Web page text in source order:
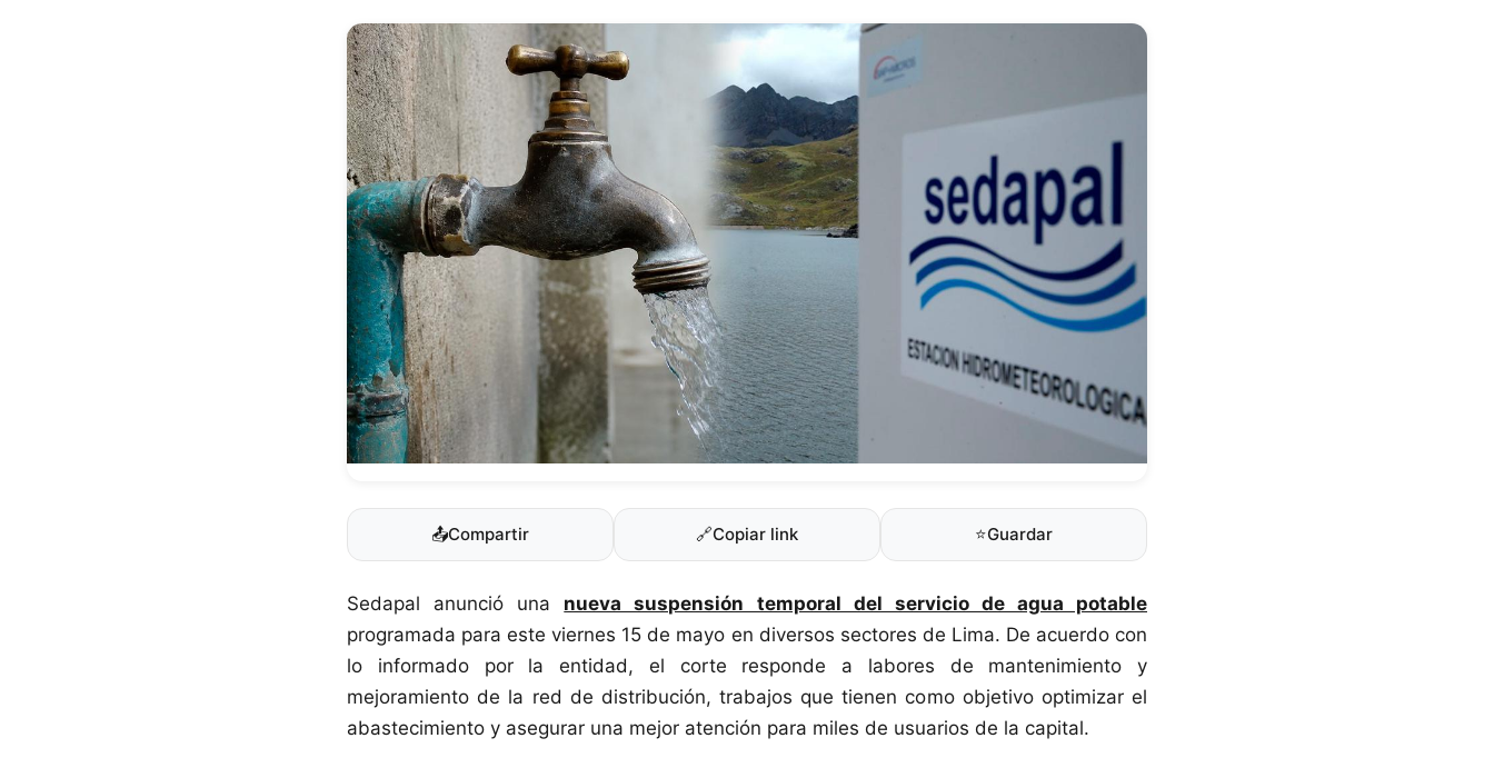
📤Compartir 🔗Copiar link ⭐Guardar
Sedapal anunció una nueva suspensión temporal del servicio de agua potable
programada para este viernes 15 de mayo en diversos sectores de Lima. De acuerdo con
lo informado por la entidad, el corte responde a labores de mantenimiento y
mejoramiento de la red de distribución, trabajos que tienen como objetivo optimizar el
abastecimiento y asegurar una mejor atención para miles de usuarios de la capital.